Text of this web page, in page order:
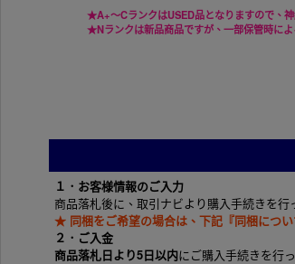
★A+～CランクはUSED品となりますので、
★Nランクは新品商品ですが、一部保管時に
１．お客様情報のご入力
商品落札後に、取引ナビより購入手続きを行
★ 同梱をご希望の場合は、下記『同梱につ
２．ご入金
商品落札日より5日以内にご購入手続きを行